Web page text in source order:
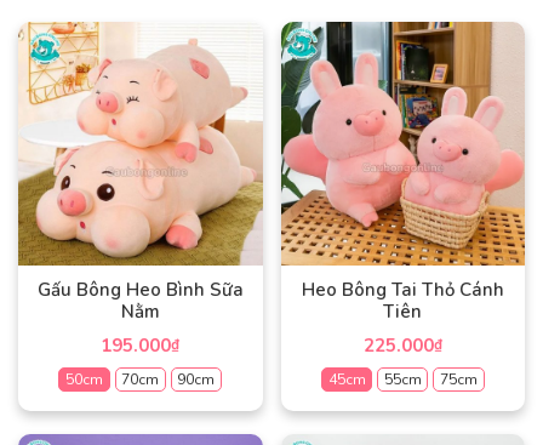
Gấu Bông Heo Bình Sữa
Nằm
195.000₫
50cm
70cm 90cm
Sản
Heo Bông Tai Thỏ Cánh
Tiên
225.000₫
45cm
55cm 75cm
Sản